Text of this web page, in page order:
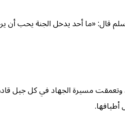
قال: «ما أحد يدخل الجنة يحب أن
مسيرة الجهاد في كل جيل